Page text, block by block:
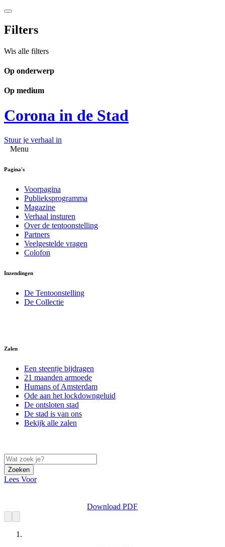
Filters
Wis alle filters
Op onderwerp
Op medium
Corona in de Stad
Stuur je verhaal in
Menu
Pagina's
Voorpagina
Publieksprogramma
Magazine
Verhaal insturen
Over de tentoonstelling
Partners
Veelgestelde vragen
Colofon
Inzendingen
De Tentoonstelling
De Collectie
Zalen
Een steentje bijdragen
21 maanden armoede
Humans of Amsterdam
Ode aan het lockdowngeluid
De ontsloten stad
De stad is van ons
Bekijk alle zalen
Zoeken
Lees Voor
Download PDF